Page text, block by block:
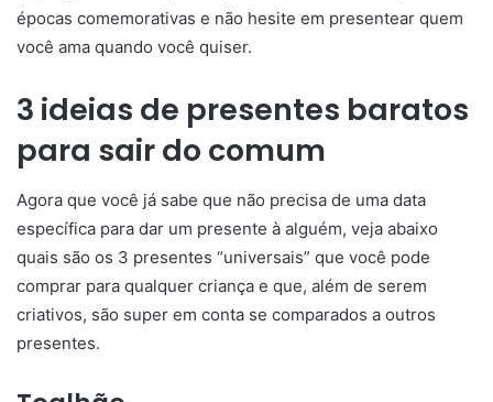
épocas comemorativas e não hesite em presentear quem
você ama quando você quiser.
3 ideias de presentes baratos
para sair do comum
Agora que você já sabe que não precisa de uma data
específica para dar um presente à alguém, veja abaixo
quais são os 3 presentes “universais” que você pode
comprar para qualquer criança e que, além de serem
criativos, são super em conta se comparados a outros
presentes.